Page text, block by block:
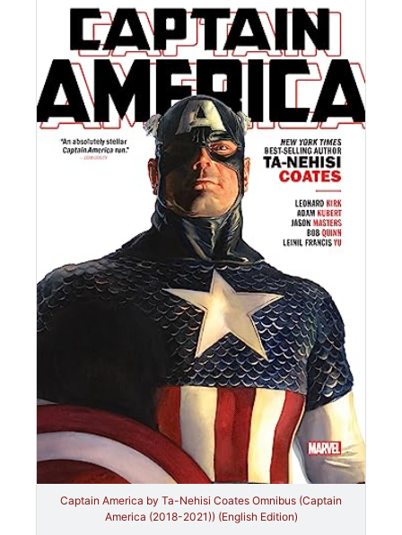
Captain America by Ta-Nehisi Coates Omnibus (Captain
America (2018-2021)) (English Edition)